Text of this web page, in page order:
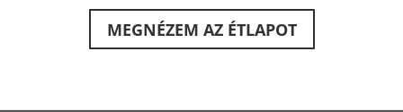
MEGNÉZEM AZ ÉTLAPOT